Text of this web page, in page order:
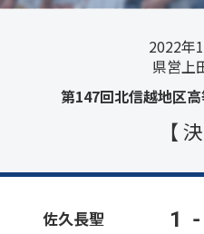
2022年
県営上
第147回北信越地区
【
佐久長聖 1 -